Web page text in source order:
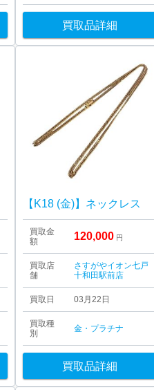
買取品詳細
ダイヤ・宝石
【K18 (金)】ネックレス
買取金
額
120,000 円
買取店
舗
さすがやイオン七戸
十和田駅前店
買取日 03月22日
買取種
別
金・プラチナ
買取品詳細